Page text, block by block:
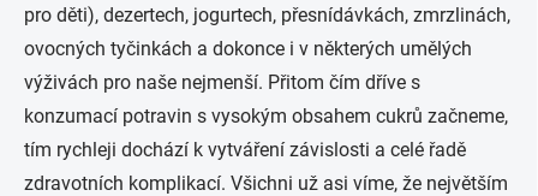
pro děti), dezertech, jogurtech, přesnídávkách, zmrzlinách,
ovocných tyčinkách a dokonce i v některých umělých
výživách pro naše nejmenší. Přitom čím dříve s
konzumací potravin s vysokým obsahem cukrů začneme,
tím rychleji dochází k vytváření závislosti a celé řadě
zdravotních komplikací. Všichni už asi víme, že největším